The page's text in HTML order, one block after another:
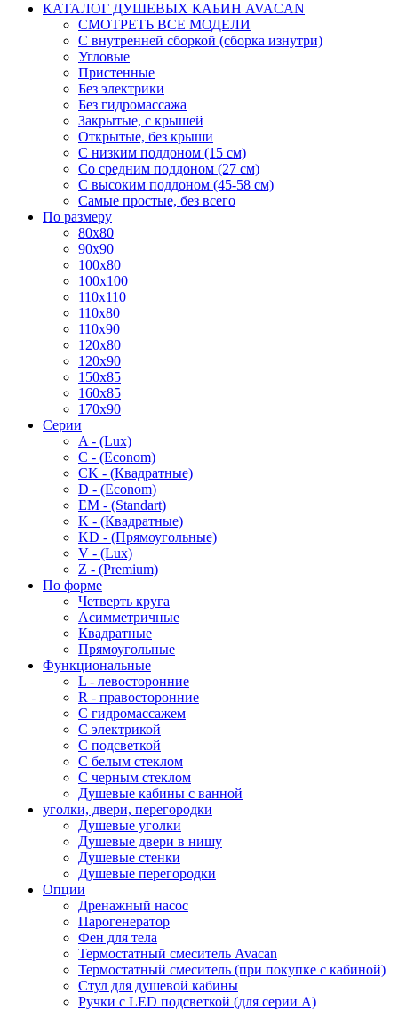
КАТАЛОГ ДУШЕВЫХ КАБИН AVACAN
СМОТРЕТЬ ВСЕ МОДЕЛИ
С внутренней сборкой (сборка изнутри)
Угловые
Пристенные
Без электрики
Без гидромассажа
Закрытые, с крышей
Открытые, без крыши
С низким поддоном (15 см)
Со средним поддоном (27 см)
С высоким поддоном (45-58 см)
Самые простые, без всего
По размеру
80x80
90x90
100x80
100x100
110x110
110x80
110x90
120x80
120x90
150x85
160x85
170x90
Серии
A - (Lux)
C - (Econom)
CK - (Квадратные)
D - (Econom)
EM - (Standart)
K - (Квадратные)
KD - (Прямоугольные)
V - (Lux)
Z - (Premium)
По форме
Четверть круга
Асимметричные
Квадратные
Прямоугольные
Функциональные
L - левосторонние
R - правосторонние
С гидромассажем
С электрикой
С подсветкой
С белым стеклом
С черным стеклом
Душевые кабины с ванной
уголки, двери, перегородки
Душевые уголки
Душевые двери в нишу
Душевые стенки
Душевые перегородки
Опции
Дренажный насос
Парогенератор
Фен для тела
Термостатный смеситель Avacan
Термостатный смеситель (при покупке с кабиной)
Стул для душевой кабины
Ручки с LED подсветкой (для серии A)